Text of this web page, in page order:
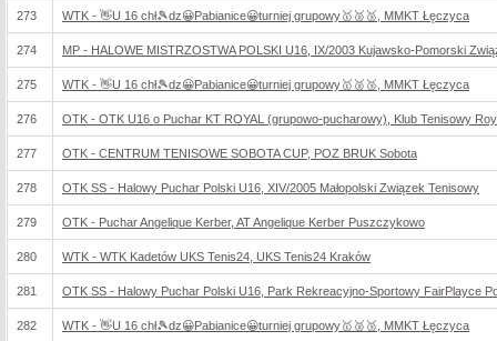
273 WTK - 👋U 16 chł🎾dz😀Pabianice😀turniej grupowy🥇🥈🥉, MMKT Łęczyca
274 MP - HALOWE MISTRZOSTWA POLSKI U16, IX/2003 Kujawsko-Pomorski
275 WTK - 👋U 16 chł🎾dz😀Pabianice😀turniej grupowy🥇🥈🥉, MMKT Łęczyca
276 OTK - OTK U16 o Puchar KT ROYAL (grupowo-pucharowy), Klub Tenisowy
277 OTK - CENTRUM TENISOWE SOBOTA CUP, POZ BRUK Sobota
278 OTK SS - Halowy Puchar Polski U16, XIV/2005 Małopolski Związek Tenisowy
279 OTK - Puchar Angelique Kerber, AT Angelique Kerber Puszczykowo
280 WTK - WTK Kadetów UKS Tenis24, UKS Tenis24 Kraków
281 OTK SS - Halowy Puchar Polski U16, Park Rekreacyjno-Sportowy FairPlayce
282 WTK - 👋U 16 chł🎾dz😀Pabianice😀turniej grupowy🥇🥈🥉, MMKT Łęczyca